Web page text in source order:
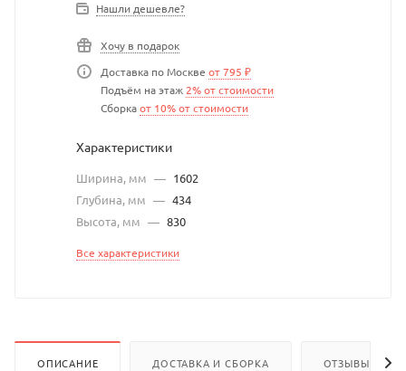
Нашли дешевле?
Хочу в подарок
Доставка по Москве от 795 ₽
Подъём на этаж 2% от стоимости
Сборкаот 10% от стоимости
Характеристики
Ширина, мм — 1602
Глубина, мм — 434
Высота, мм — 830
Все характеристики
ОПИСАНИЕ ДОСТАВКА И СБОРКА ОТЗЫВЫ